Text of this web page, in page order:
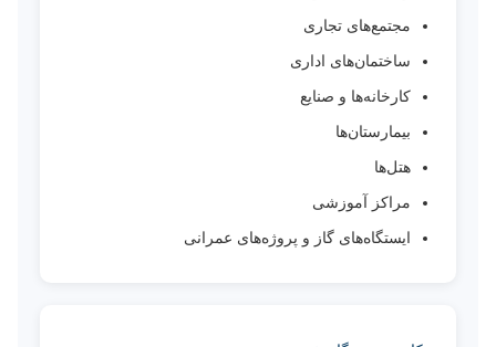
مجتمع‌های تجاری
ساختمان‌های اداری
کارخانه‌ها و صنایع
بیمارستان‌ها
هتل‌ها
مراکز آموزشی
ایستگاه‌های گاز و پروژه‌های عمرانی